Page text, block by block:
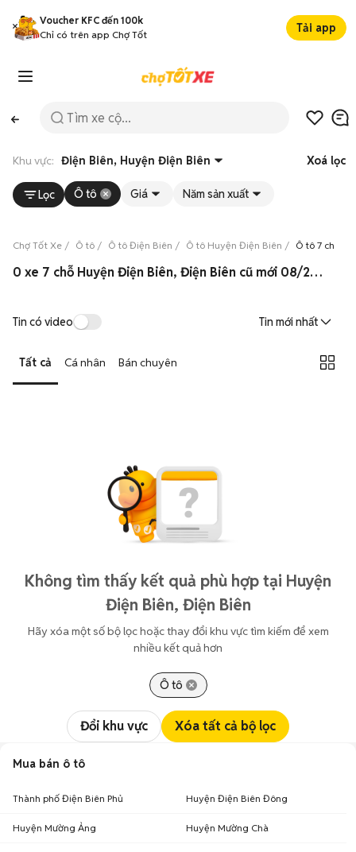
Voucher KFC đến 100k
Chỉ có trên app Chợ Tốt
Tải app
Khu vực: Điện Biên, Huyện Điện Biên Xoá lọc
Lọc Ô tô Giá Năm sản xuất
Chợ Tốt Xe Ô tô Ô tô Điện Biên Ô tô Huyện Điện Biên Ô tô 7 chỗ
0 xe 7 chỗ Huyện Điện Biên, Điện Biên cũ mới 08/2026
Tin có video Tin mới nhất
Tất cả Cá nhân Bán chuyên
Không tìm thấy kết quả phù hợp tại Huyện
Điện Biên, Điện Biên
Hãy xóa một số bộ lọc hoặc thay đổi khu vực tìm kiếm để xem
nhiều kết quả hơn
Ô tô
Đổi khu vực Xóa tất cả bộ lọc
Mua bán ô tô
Thành phố Điện Biên Phủ Huyện Điện Biên Đông
Huyện Mường Ảng Huyện Mường Chà